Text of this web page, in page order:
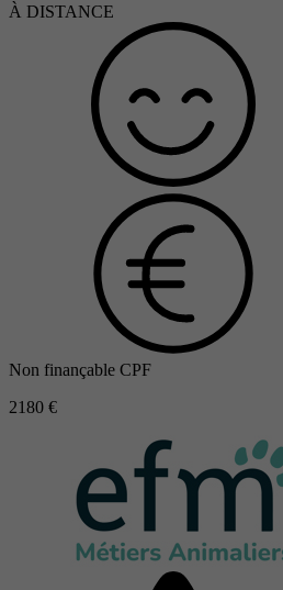
À DISTANCE
Non finançable CPF
2180 €